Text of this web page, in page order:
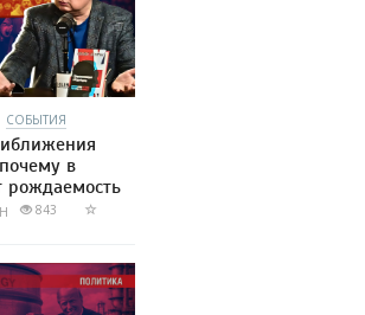
СОБЫТИЯ
в
рождаемость
843